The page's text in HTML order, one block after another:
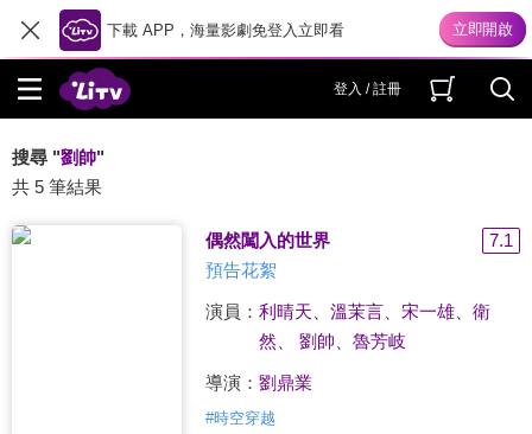
下載 APP，海量影劇免登入立即看
登入 / 註冊
搜尋 "劉帥"
共 5 筆結果
偶然闖入的世界
7.1
預告花絮
演員： 利晴天 溫茉言、 宋一雄、 衛
然
劉帥 魯芳岐
導演： 劉鼎業
#時空穿越